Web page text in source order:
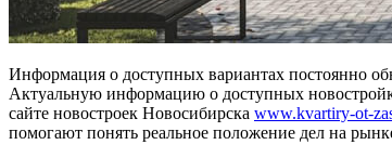
Информация о доступных вариантах постоянно
Актуальную информацию о доступных
сайте новостроек Новосибирска www.kvartiry-ot-
помогают понять реальное положение дел на